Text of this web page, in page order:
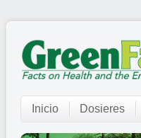
Inicio Dosieres